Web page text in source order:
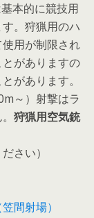
本的に競技用
。狩猟用のハ
用が制限され
がありますの
があります。
～）射撃はラ
狩猟用空気銃
さい）
間射場）